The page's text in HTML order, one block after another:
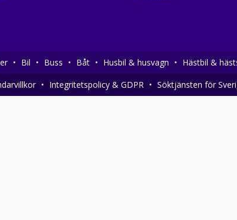
• Bil • Buss • Båt • Husbil & husvagn • Hästbil &
• Integritetspolicy & GDPR • Söktjänsten för